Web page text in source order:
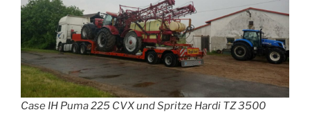
Case IH Puma 225 CVX und Spritze Hardi TZ 3500